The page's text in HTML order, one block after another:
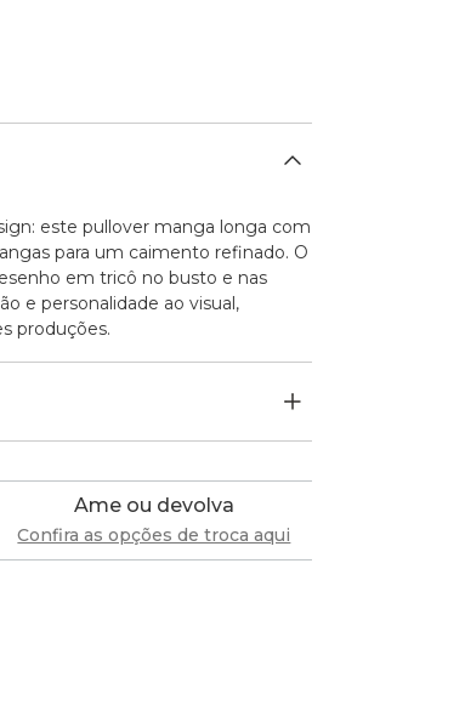
este pullover manga longa com
para um caimento refinado. O
em tricô no busto e nas
e personalidade ao visual,
produções.
Ame ou devolva
Confira as opções de troca aqui